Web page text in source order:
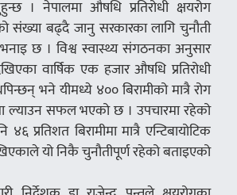
। नेपालमा औषधि प्रतिरोधी क्षयरोग
संख्या बढ्दै जानु सरकारका लागि चुनौती
छ । विश्व स्वास्थ्य संगठनका अनुसार
वार्षिक एक हजार औषधि प्रतिरोधी
भने यीमध्ये ४०० बिरामीको मात्रै रोग
ल्याउन सफल भएको छ । उपचारमा रहेको
४६ प्रतिशत बिरामीमा मात्रै एन्टिबायोटिक
यो निकै चुनौतीपूर्ण रहेको बताइएको